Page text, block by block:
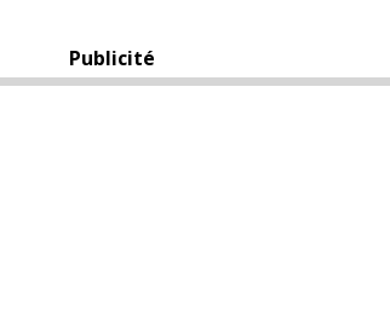
Publicité